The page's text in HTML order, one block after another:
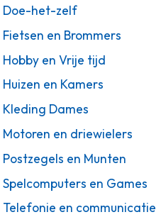
Doe-het-zelf
Fietsen en Brommers
Hobby en Vrije tijd
Huizen en Kamers
Kleding Dames
Motoren en driewielers
Postzegels en Munten
Spelcomputers en Games
Telefonie en communicatie